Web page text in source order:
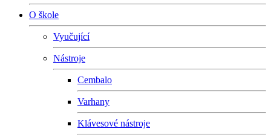
O škole
Vyučující
Nástroje
Cembalo
Varhany
Klávesové nástroje